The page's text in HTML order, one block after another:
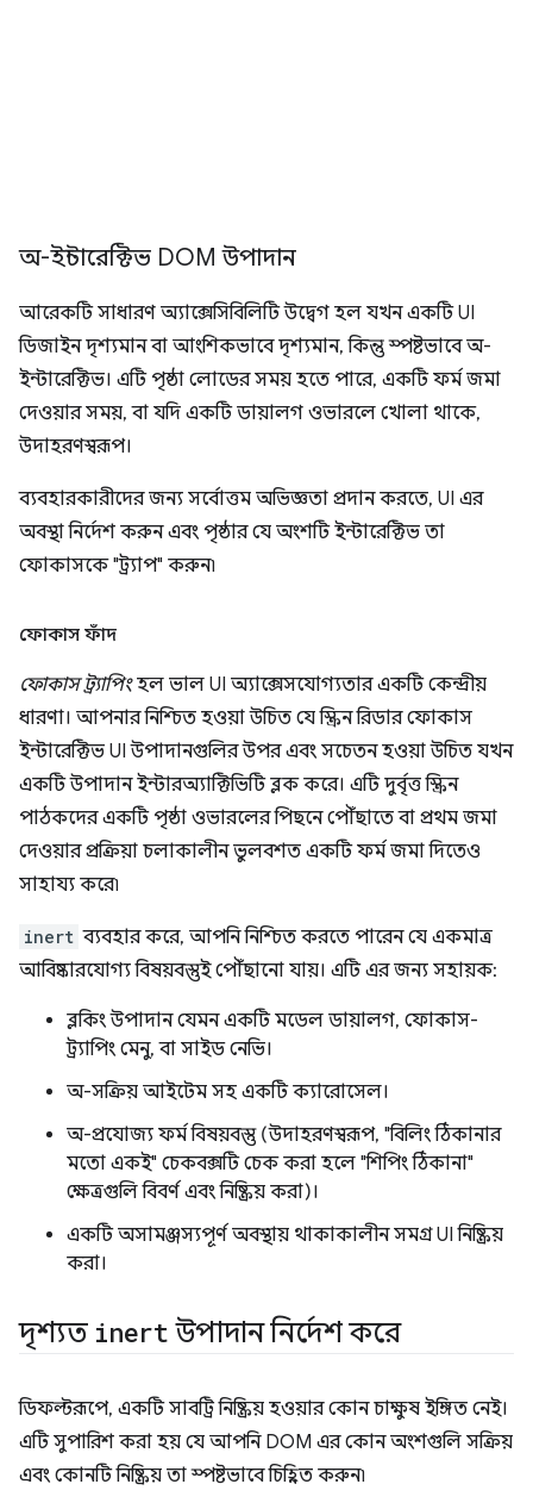
অ-ইন্টারেক্টিভ DOM উপাদান
আরেকটি সাধারণ অ্যাক্সেসিবিলিটি উদ্বেগ হল যখন একটি UI
ডিজাইন দৃশ্যমান বা আংশিকভাবে দৃশ্যমান, কিন্তু স্পষ্টভাবে অ-
ইন্টারেক্টিভ। এটি পৃষ্ঠা লোডের সময় হতে পারে, একটি ফর্ম জমা
দেওয়ার সময়, বা যদি একটি ডায়ালগ ওভারলে খোলা থাকে,
উদাহরণস্বরূপ।
ব্যবহারকারীদের জন্য সর্বোত্তম অভিজ্ঞতা প্রদান করতে, UI এর
অবস্থা নির্দেশ করুন এবং পৃষ্ঠার যে অংশটি ইন্টারেক্টিভ তা
ফোকাসকে "ট্র্যাপ" করুন৷
ফোকাস ফাঁদ
ফোকাস ট্র্যাপিংহল ভাল UI অ্যাক্সেসযোগ্যতার একটি কেন্দ্রীয়
ধারণা। আপনার নিশ্চিত হওয়া উচিত যে স্ক্রিন রিডার ফোকাস
ইন্টারেক্টিভ UI উপাদানগুলির উপর এবং সচেতন হওয়া উচিত যখন
একটি উপাদান ইন্টারঅ্যাক্টিভিটি ব্লক করে। এটি দুর্বৃত্ত স্ক্রিন
পাঠকদের একটি পৃষ্ঠা ওভারলের পিছনে পৌঁছাতে বা প্রথম জমা
দেওয়ার প্রক্রিয়া চলাকালীন ভুলবশত একটি ফর্ম জমা দিতেও
সাহায্য করে৷
inert ব্যবহার করে, আপনি নিশ্চিত করতে পারেন যে একমাত্র
আবিষ্কারযোগ্য বিষয়বস্তুই পৌঁছানো যায়। এটি এর জন্য সহায়ক:
ব্লকিং উপাদান যেমন একটি মডেল ডায়ালগ, ফোকাস-
ট্র্যাপিং মেনু, বা সাইড নেভি।
অ-সক্রিয় আইটেম সহ একটি ক্যারোসেল।
অ-প্রযোজ্য ফর্ম বিষয়বস্তু (উদাহরণস্বরূপ, "বিলিং ঠিকানার
মতো একই" চেকবক্সটি চেক করা হলে "শিপিং ঠিকানা"
ক্ষেত্রগুলি বিবর্ণ এবং নিষ্ক্রিয় করা)।
একটি অসামঞ্জস্যপূর্ণ অবস্থায় থাকাকালীন সমগ্র UI নিষ্ক্রিয়
করা।
দৃশ্যত inert উপাদান নির্দেশ করে
ডিফল্টরূপে, একটি সাবট্রি নিষ্ক্রিয় হওয়ার কোন চাক্ষুষ ইঙ্গিত নেই।
এটি সুপারিশ করা হয় যে আপনি DOM এর কোন অংশগুলি সক্রিয়
এবং কোনটি নিষ্ক্রিয় তা স্পষ্টভাবে চিহ্নিত করুন৷